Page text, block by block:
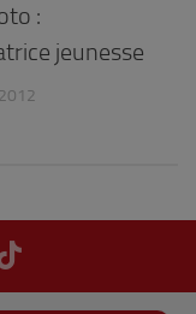
:
jeunesse